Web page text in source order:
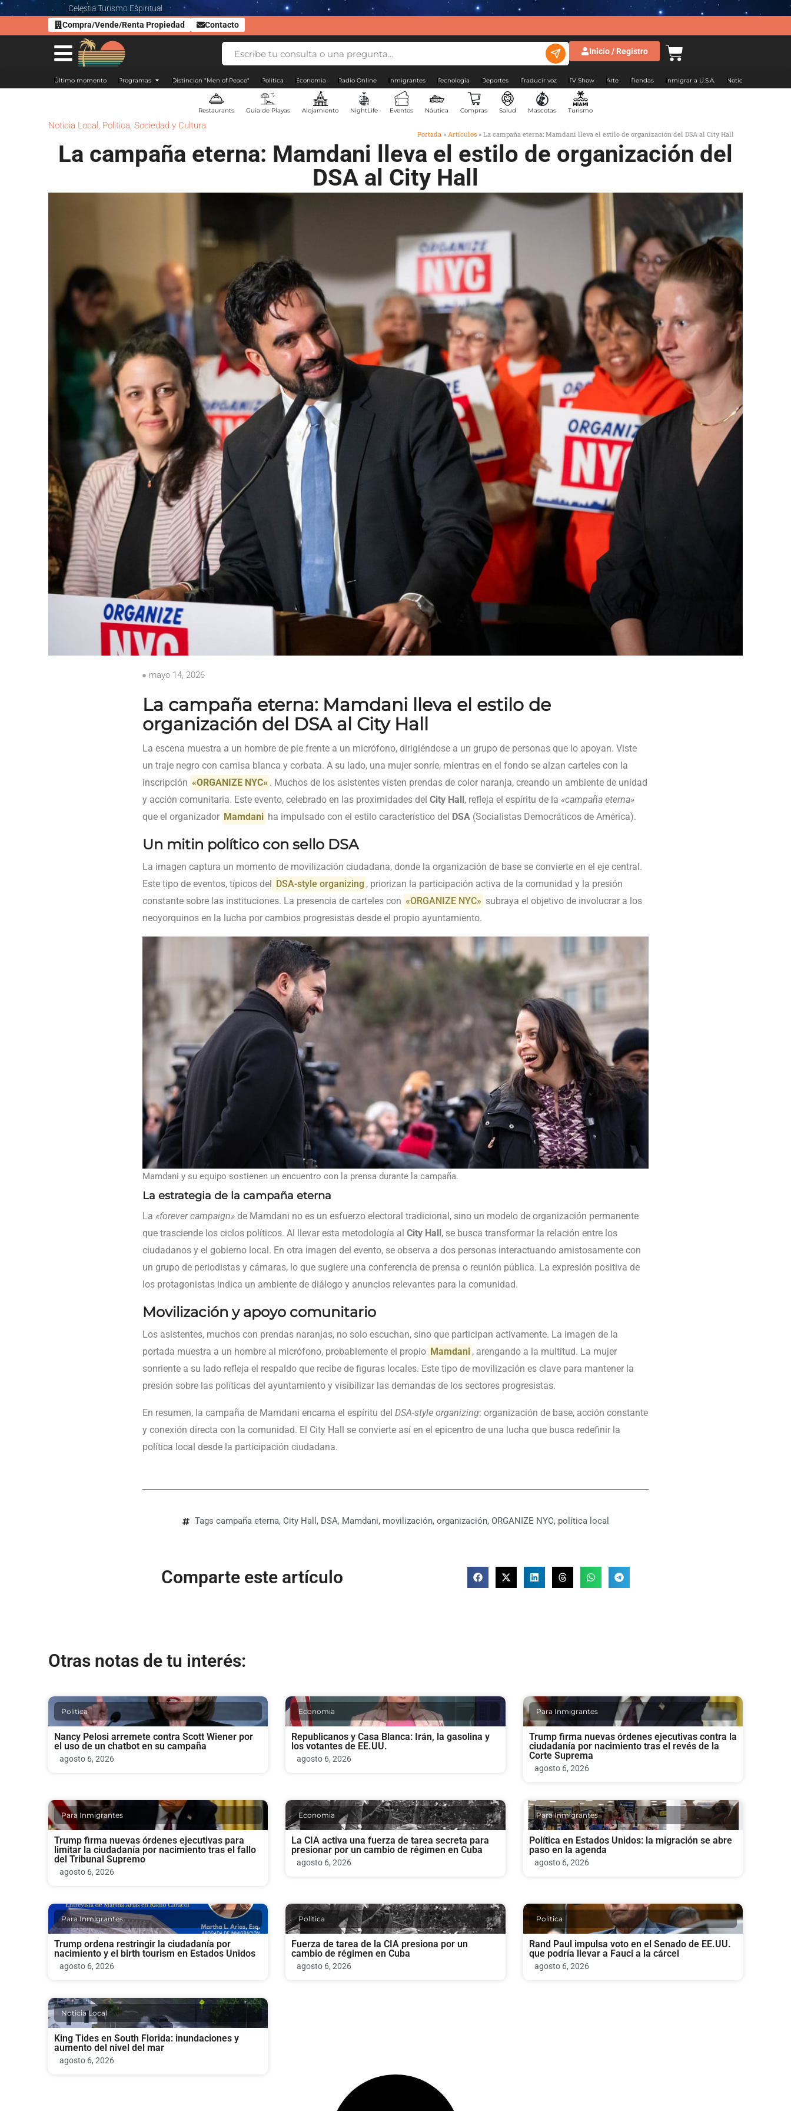
Celestia Turismo Espiritual
Compra/Vende/Renta Propiedad
Contacto
Inicio / Registro
Último momento Programas Distincion "Men of Peace" Politica Economia Radio Online Inmigrantes Tecnología Deportes Traducir voz TV Show Arte Tiendas Inmigrar a U.S.A. Noticias Argentina
Restaurants Guía de Playas Alojamiento NightLife Eventos Náutica Compras Salud Mascotas Turismo
Noticia Local , Politica, Sociedad y Cultura
Portada » Artículos » La campaña eterna: Mamdani lleva el estilo de organización del DSA al City Hall
La campaña eterna: Mamdani lleva el estilo de organización del
DSA al City Hall
mayo 14, 2026
La campaña eterna: Mamdani lleva el estilo de
organización del DSA al City Hall
La escena muestra a un hombre de pie frente a un micrófono, dirigiéndose a un grupo de personas que lo apoyan. Viste
un traje negro con camisa blanca y corbata. A su lado, una mujer sonríe, mientras en el fondo se alzan carteles con la
inscripción «ORGANIZE NYC» . Muchos de los asistentes visten prendas de color naranja, creando un ambiente de unidad
y acción comunitaria. Este evento, celebrado en las proximidades del City Hall , refleja el espíritu de la «campaña eterna»
que el organizador Mamdani ha impulsado con el estilo característico del DSA (Socialistas Democráticos de América).
Un mitin político con sello DSA
La imagen captura un momento de movilización ciudadana, donde la organización de base se convierte en el eje central.
Este tipo de eventos, típicos del
DSA-style organizing , priorizan la participación activa de la comunidad y la presión
constante sobre las instituciones. La presencia de carteles con «ORGANIZE NYC» subraya el objetivo de involucrar a los
neoyorquinos en la lucha por cambios progresistas desde el propio ayuntamiento.
Mamdani y su equipo sostienen un encuentro con la prensa durante la campaña.
La estrategia de la campaña eterna
La «forever campaign» de Mamdani no es un esfuerzo electoral tradicional, sino un modelo de organización permanente
que trasciende los ciclos políticos. Al llevar esta metodología al City Hall , se busca transformar la relación entre los
ciudadanos y el gobierno local. En otra imagen del evento, se observa a dos personas interactuando amistosamente con
un grupo de periodistas y cámaras, lo que sugiere una conferencia de prensa o reunión pública. La expresión positiva de
los protagonistas indica un ambiente de diálogo y anuncios relevantes para la comunidad.
Movilización y apoyo comunitario
Los asistentes, muchos con prendas naranjas, no solo escuchan, sino que participan activamente. La imagen de la
portada muestra a un hombre al micrófono, probablemente el propio Mamdani , arengando a la multitud. La mujer
sonriente a su lado refleja el respaldo que recibe de figuras locales. Este tipo de movilización es clave para mantener la
presión sobre las políticas del ayuntamiento y visibilizar las demandas de los sectores progresistas.
En resumen, la campaña de Mamdani encarna el espíritu del DSA-style organizing: organización de base, acción constante
y conexión directa con la comunidad. El City Hall se convierte así en el epicentro de una lucha que busca redefinir la
política local desde la participación ciudadana.
Tags campaña eterna, City Hall , DSA, Mamdani, movilización, organización, ORGANIZE NYC, política local
Comparte este artículo
Otras notas de tu interés:
Politica
Nancy Pelosi arremete contra Scott Wiener por
el uso de un chatbot en su campaña
agosto 6, 2026
Economia
Republicanos y Casa Blanca: Irán, la gasolina y
los votantes de EE.UU.
agosto 6, 2026
Para Inmigrantes
Trump firma nuevas órdenes ejecutivas contra la
ciudadanía por nacimiento tras el revés de la
Corte Suprema
agosto 6, 2026
Para Inmigrantes
Trump firma nuevas órdenes ejecutivas para
limitar la ciudadanía por nacimiento tras el fallo
del Tribunal Supremo
agosto 6, 2026
Economia
La CIA activa una fuerza de tarea secreta para
presionar por un cambio de régimen en Cuba
agosto 6, 2026
Para Inmigrantes
Política en Estados Unidos: la migración se abre
paso en la agenda
agosto 6, 2026
Para Inmigrantes
Trump ordena restringir la ciudadanía por
nacimiento y el birth tourism en Estados Unidos
agosto 6, 2026
Politica
Fuerza de tarea de la CIA presiona por un
cambio de régimen en Cuba
agosto 6, 2026
Politica
Rand Paul impulsa voto en el Senado de EE.UU.
que podría llevar a Fauci a la cárcel
agosto 6, 2026
Noticia Local
King Tides en South Florida: inundaciones y
aumento del nivel del mar
agosto 6, 2026